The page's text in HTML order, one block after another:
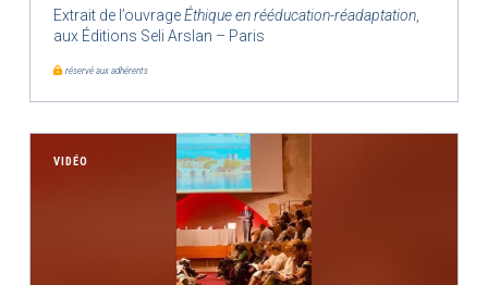
Extrait de l’ouvrageÉthique en rééducation-réadaptation,
aux Éditions Seli Arslan – Paris
réservé aux adhérents
VIDÉO